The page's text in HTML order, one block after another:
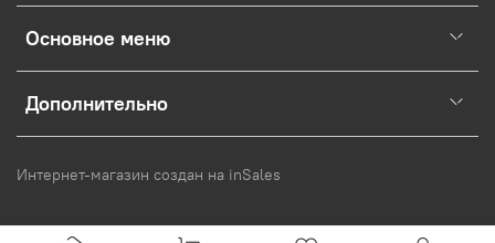
Основное меню
Дополнительно
Интернет-магазин создан на inSales